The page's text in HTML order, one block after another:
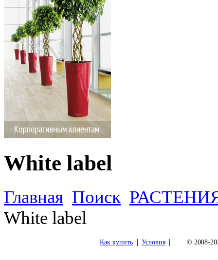
White label
Главная Поиск
White label
Как купить | Условия | © 2008-